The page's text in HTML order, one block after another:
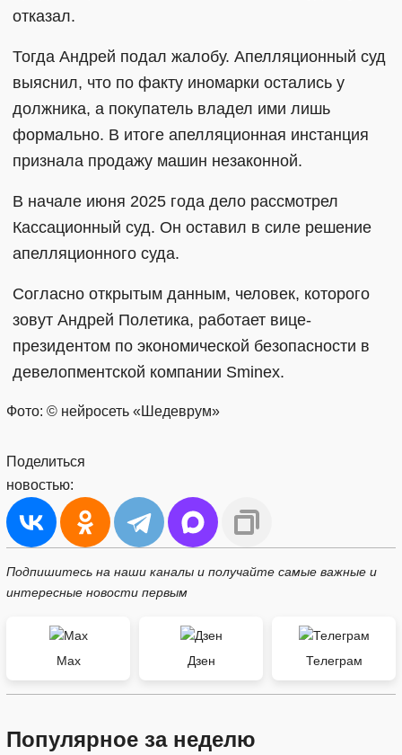
отказал.
Тогда Андрей подал жалобу. Апелляционный суд
выяснил, что по факту иномарки остались у
должника, а покупатель владел ими лишь
формально. В итоге апелляционная инстанция
признала продажу машин незаконной.
В начале июня 2025 года дело рассмотрел
Кассационный суд. Он оставил в силе решение
апелляционного суда.
Согласно открытым данным, человек, которого
зовут Андрей Полетика, работает вице-
президентом по экономической безопасности в
девелопментской компании Sminex.
Фото: © нейросеть «Шедеврум»
Поделиться
новостью:
Подпишитесь на наши каналы и получайте самые важные и
интересные новости первым
Max Дзен Телеграм
Популярное за неделю